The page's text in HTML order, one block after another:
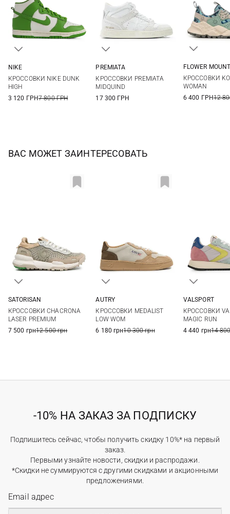
7,5 US
NIKE
КРОССОВКИ NIKE DUNK
HIGH
3 120 ГРН7 800 ГРН
40
41
PREMIATA
КРОССОВКИ PREMIATA
MIDQUIND
17 300 ГРН
40
FLOWER
КРОССОВКИ
WOMAN
6 400 ГРН12
ВАС МОЖЕТ ЗАИНТЕРЕСОВАТЬ
40
41
SATORISAN
КРОССОВКИ CHACRONA
LASER PREMIUM
7 500 грн12 500 грн
40
41
AUTRY
КРОССОВКИ MEDALIST
LOW WOM
6 180 грн10 300 грн
40
41
VALSPORT
КРОССОВКИ
MAGIC RUN
4 440 грн14
-10% НА ЗАКАЗ ЗА ПОДПИСКУ
Подпишитесь сейчас, чтобы получить скидку 10%* на первый
заказ.
Первыми узнайте новости, скидки и распродажи.
*Скидки не суммируются с другими скидками и акционными
предложениями.